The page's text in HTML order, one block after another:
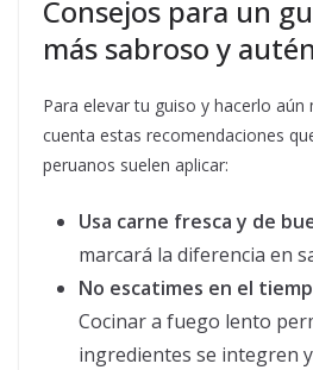
Consejos para un
más sabroso y
Para elevar tu guiso y hacerlo
cuenta estas recomendaciones
peruanos suelen aplicar:
Usa carne fresca y de
marcará la diferencia en
No escatimes en el
Cocinar a fuego lento
ingredientes se integren